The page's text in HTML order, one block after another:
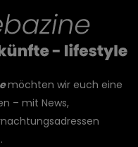
möchten wir euch eine
– mit News,